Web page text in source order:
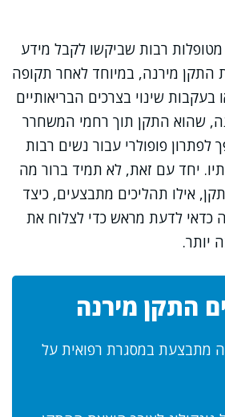
רבות שביקשו לקבל מידע
התקן מירנה, במיוחד לאחר תקופה
שינוי בצרכים הבריאותיים
שהוא התקן תוך רחמי המשחרר
לפתרון פופולרי עבור נשים רבות
יחד עם זאת, לא תמיד ברור מה
אילו תהליכים מתבצעים, כיצד
כדאי לדעת מראש כדי לצלוח את
יותר.
התקן מירנה
מתבצעת במסגרת רפואית על